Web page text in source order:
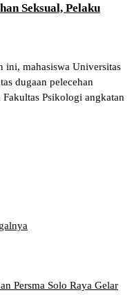
Seksual, Pelaku
ini, mahasiswa Universitas
dugaan pelecehan
Psikologi angkatan
Persma Solo Raya Gelar